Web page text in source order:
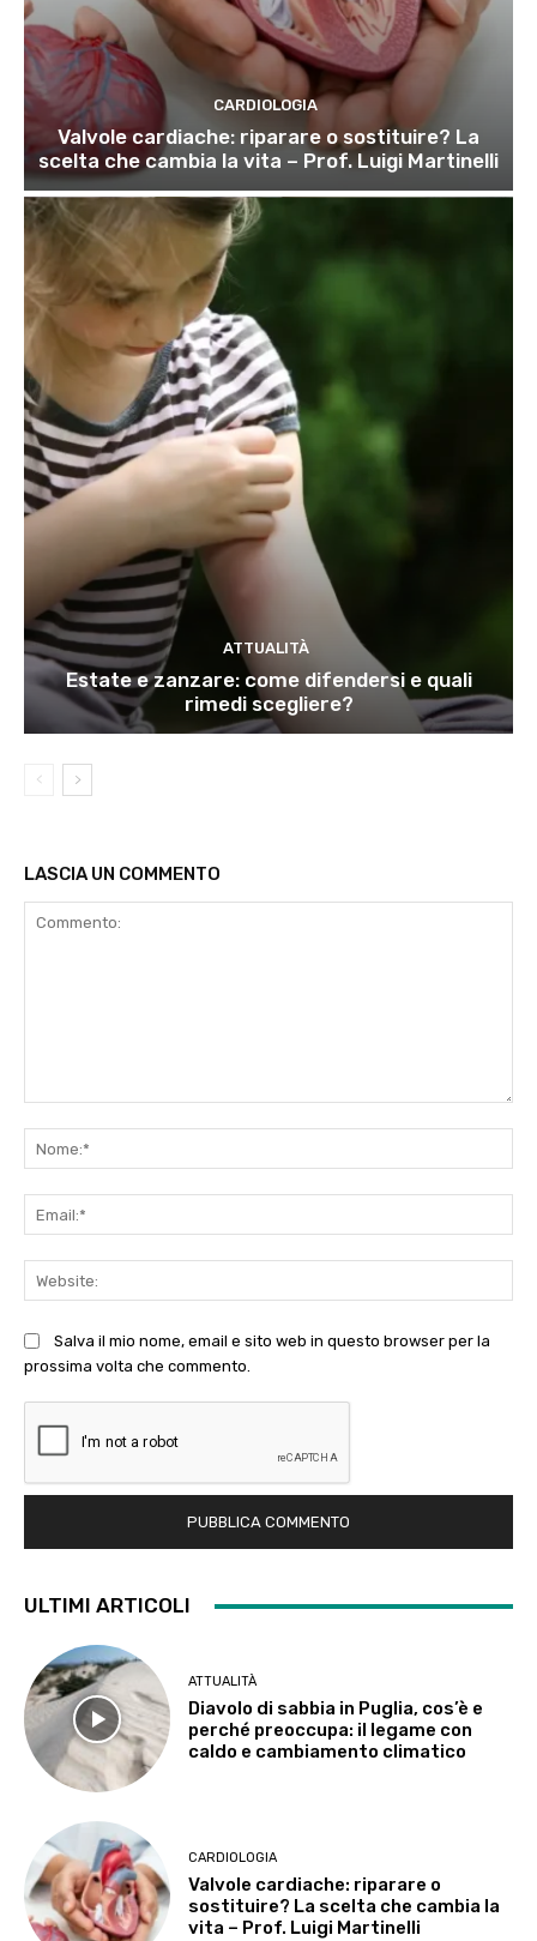
CARDIOLOGIA
Valvole cardiache: riparare o sostituire? La
scelta che cambia la vita – Prof. Luigi Martinelli
ATTUALITÀ
Estate e zanzare: come difendersi e quali
rimedi scegliere?
LASCIA UN COMMENTO
Salva il mio nome, email e sito web in questo browser per la
prossima volta che commento.
ULTIMI ARTICOLI
ATTUALITÀ
Diavolo di sabbia in Puglia, cos’è e
perché preoccupa: il legame con
caldo e cambiamento climatico
CARDIOLOGIA
Valvole cardiache: riparare o
sostituire? La scelta che cambia la
vita – Prof. Luigi Martinelli